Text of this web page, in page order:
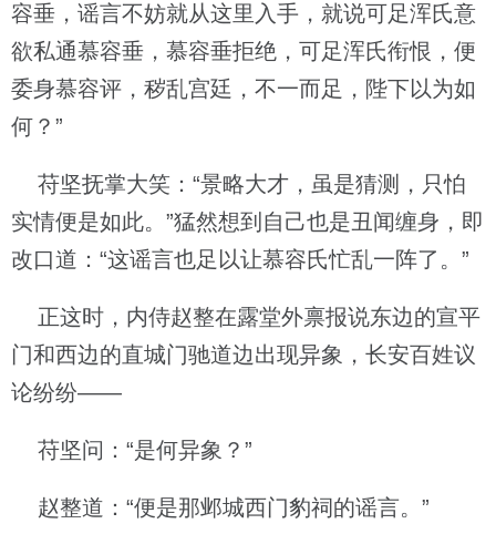
容垂，谣言不妨就从这里入手，就说可足浑氏意
欲私通慕容垂，慕容垂拒绝，可足浑氏衔恨，便
委身慕容评，秽乱宫廷，不一而足，陛下以为如
何？”
苻坚抚掌大笑：“景略大才，虽是猜测，只怕
实情便是如此。”猛然想到自己也是丑闻缠身，即
改口道：“这谣言也足以让慕容氏忙乱一阵了。”
正这时，内侍赵整在露堂外禀报说东边的宣平
门和西边的直城门驰道边出现异象，长安百姓议
论纷纷——
苻坚问：“是何异象？”
赵整道：“便是那邺城西门豹祠的谣言。”